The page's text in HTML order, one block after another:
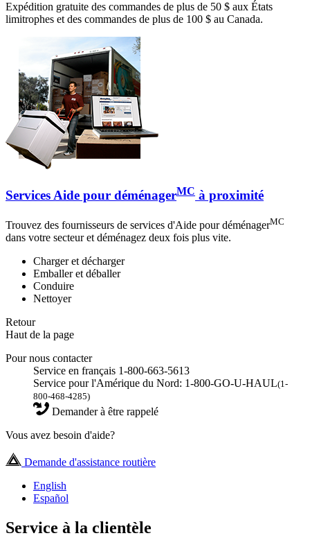
Expédition gratuite des commandes de plus de 50 $ aux États
limitrophes et des commandes de plus de 100 $ au Canada.
Services Aide pour déménagerMC à proximité
Trouvez des fournisseurs de services d'Aide pour déménagerMC
dans votre secteur et déménagez deux fois plus vite.
Charger et décharger
Emballer et déballer
Conduire
Nettoyer
Retour
Haut de la page
Pour nous contacter
Service en français 1-800-663-5613
Service pour l'Amérique du Nord: 1-800-GO-U-HAUL(1-
800-468-4285)
Demander à être rappelé
Vous avez besoin d'aide?
Demande d'assistance routière
English
Español
Service à la clientèle